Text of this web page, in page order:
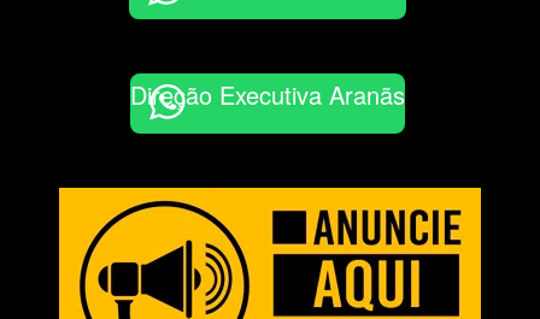
Direção Executiva Aranãs